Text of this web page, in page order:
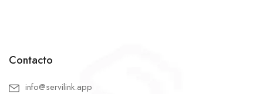
Contacto
info@servilink.app